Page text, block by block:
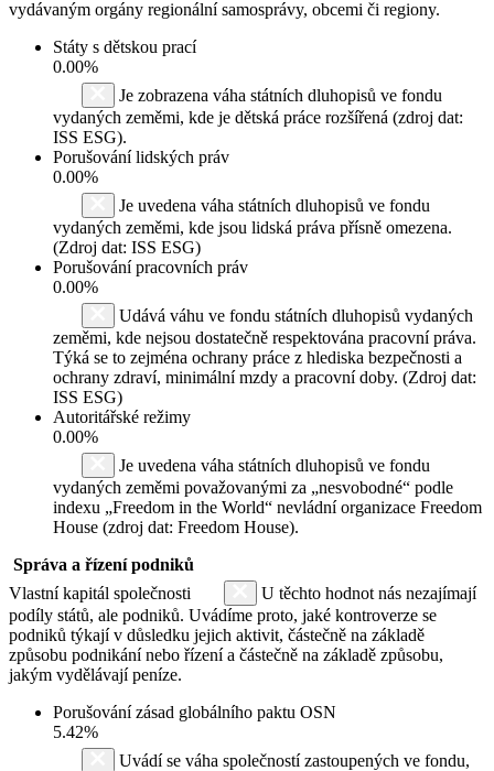
vydávaným orgány regionální samosprávy, obcemi či regiony.
Státy s dětskou prací
0.00%
Je zobrazena váha státních dluhopisů ve fondu
vydaných zeměmi, kde je dětská práce rozšířená (zdroj dat:
ISS ESG).
Porušování lidských práv
0.00%
Je uvedena váha státních dluhopisů ve fondu
vydaných zeměmi, kde jsou lidská práva přísně omezena.
(Zdroj dat: ISS ESG)
Porušování pracovních práv
0.00%
Udává váhu ve fondu státních dluhopisů vydaných
zeměmi, kde nejsou dostatečně respektována pracovní práva.
Týká se to zejména ochrany práce z hlediska bezpečnosti a
ochrany zdraví, minimální mzdy a pracovní doby. (Zdroj dat:
ISS ESG)
Autoritářské režimy
0.00%
Je uvedena váha státních dluhopisů ve fondu
vydaných zeměmi považovanými za „nesvobodné“ podle
indexu „Freedom in the World“ nevládní organizace Freedom
House (zdroj dat: Freedom House).
Správa a řízení podniků
Vlastní kapitál společnosti
U těchto hodnot nás nezajímají
podíly států, ale podniků. Uvádíme proto, jaké kontroverze se
podniků týkají v důsledku jejich aktivit, částečně na základě
způsobu podnikání nebo řízení a částečně na základě způsobu,
jakým vydělávají peníze.
Porušování zásad globálního paktu OSN
5.42%
Uvádí se váha společností zastoupených ve fondu,